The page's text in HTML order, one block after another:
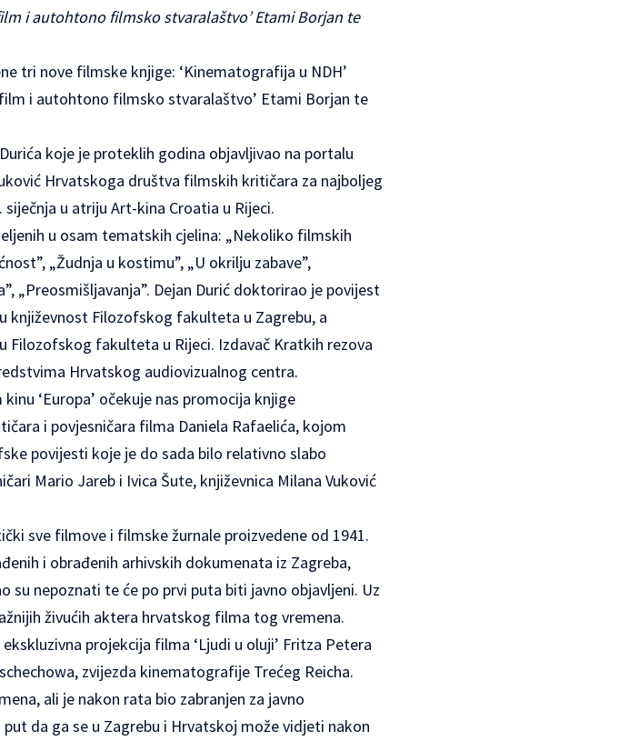
i autohtono filmsko stvaralaštvo’ Etami Borjan te
tri nove filmske knjige: ‘Kinematografija u NDH’
i autohtono filmsko stvaralaštvo’ Etami Borjan te
koje je proteklih godina objavljivao na portalu
Hrvatskoga društva filmskih kritičara za najboljeg
u atriju Art-kina Croatia u Rijeci.
u osam tematskih cjelina: „Nekoliko filmskih
„Žudnja u kostimu”, „U okrilju zabave”,
„Preosmišljavanja”. Dejan Durić doktorirao je povijest
književnost Filozofskog fakulteta u Zagrebu, a
Filozofskog fakulteta u Rijeci. Izdavač Kratkih rezova
Hrvatskog audiovizualnog centra.
‘Europa’ očekuje nas promocija knjige
i povjesničara filma Daniela Rafaelića, kojom
povijesti koje je do sada bilo relativno slabo
Mario Jareb i Ivica Šute, književnica Milana Vuković
sve filmove i filmske žurnale proizvedene od 1941.
i obrađenih arhivskih dokumenata iz Zagreba,
su nepoznati te će po prvi puta biti javno objavljeni. Uz
živućih aktera hrvatskog filma tog vremena.
projekcija filma ‘Ljudi u oluji’ Fritza Petera
zvijezda kinematografije Trećeg Reicha.
ali je nakon rata bio zabranjen za javno
da ga se u Zagrebu i Hrvatskoj može vidjeti nakon